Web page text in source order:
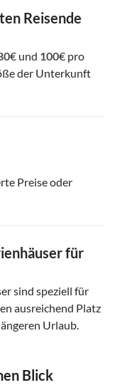
Reisende
€ und 100€ pro
der Unterkunft
Preise oder
für
sind speziell für
ausreichend Platz
Urlaub.
Blick